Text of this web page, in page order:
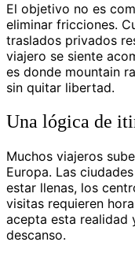
El objetivo no es
eliminar fricciones.
traslados privados
viajero se siente
es donde mountain
sin quitar libertad.
Una lógica de
Muchos viajeros
Europa. Las
estar llenas, los
visitas requieren
acepta esta realidad
descanso.